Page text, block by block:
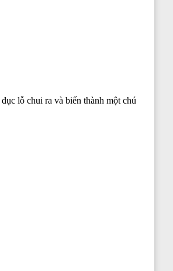
lỗ chui ra và biến thành một chú